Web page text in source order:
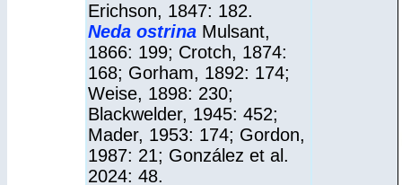
Erichson, 1847: 182.
Neda ostrinaMulsant,
1866: 199; Crotch, 1874:
168; Gorham, 1892: 174;
Weise, 1898: 230;
Blackwelder, 1945: 452;
Mader, 1953: 174; Gordon,
1987: 21; González et al.
2024: 48.